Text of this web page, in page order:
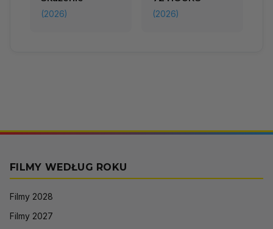
(2026) (2026)
FILMY WEDŁUG ROKU
Filmy 2028
Filmy 2027